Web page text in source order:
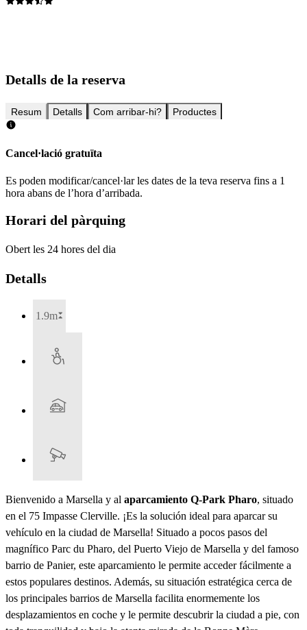
Detalls de la reserva
Resum Detalls Com arribar-hi? Productes
Cancel·lació gratuïta
Es poden modificar/cancel·lar les dates de la teva reserva fins a 1
hora abans de l’hora d’arribada.
Horari del pàrquing
Obert les 24 hores del dia
Detalls
1.9m
Bienvenido a Marsella y al aparcamiento Q-Park Pharo, situado
en el 75 Impasse Clerville. ¡Es la solución ideal para aparcar su
vehículo en la ciudad de Marsella! Situado a pocos pasos del
magnífico Parc du Pharo, del Puerto Viejo de Marsella y del famoso
barrio de Panier, este aparcamiento le permite acceder fácilmente a
estos populares destinos. Además, su situación estratégica cerca de
los principales barrios de Marsella facilita enormemente los
desplazamientos en coche y le permite descubrir la ciudad a pie, con